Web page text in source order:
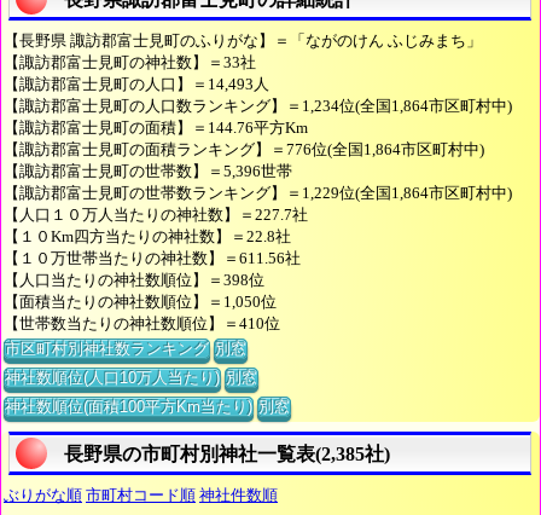
【長野県 諏訪郡富士見町のふりがな】＝「ながのけん ふじみまち」
【諏訪郡富士見町の神社数】＝33社
【諏訪郡富士見町の人口】＝14,493人
【諏訪郡富士見町の人口数ランキング】＝1,234位(全国1,864市区町村中)
【諏訪郡富士見町の面積】＝144.76平方Km
【諏訪郡富士見町の面積ランキング】＝776位(全国1,864市区町村中)
【諏訪郡富士見町の世帯数】＝5,396世帯
【諏訪郡富士見町の世帯数ランキング】＝1,229位(全国1,864市区町村中)
【人口１０万人当たりの神社数】＝227.7社
【１０Km四方当たりの神社数】＝22.8社
【１０万世帯当たりの神社数】＝611.56社
【人口当たりの神社数順位】＝398位
【面積当たりの神社数順位】＝1,050位
【世帯数当たりの神社数順位】＝410位
市区町村別神社数ランキング 別窓
神社数順位(人口10万人当たり) 別窓
神社数順位(面積100平方Km当たり) 別窓
長野県の市町村別神社一覧表(2,385社)
ぶりがな順 市町村コード順 神社件数順